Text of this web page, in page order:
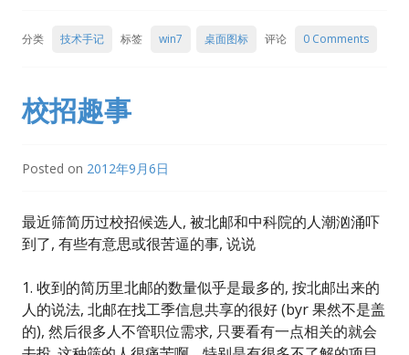
分类 技术手记 标签 win7 桌面图标 评论 0 Comments
校招趣事
Posted on 2012年9月6日
最近筛简历过校招候选人, 被北邮和中科院的人潮汹涌吓
到了, 有些有意思或很苦逼的事, 说说
1. 收到的简历里北邮的数量似乎是最多的, 按北邮出来的
人的说法, 北邮在找工季信息共享的很好 (byr 果然不是盖
的), 然后很多人不管职位需求, 只要看有一点相关的就会